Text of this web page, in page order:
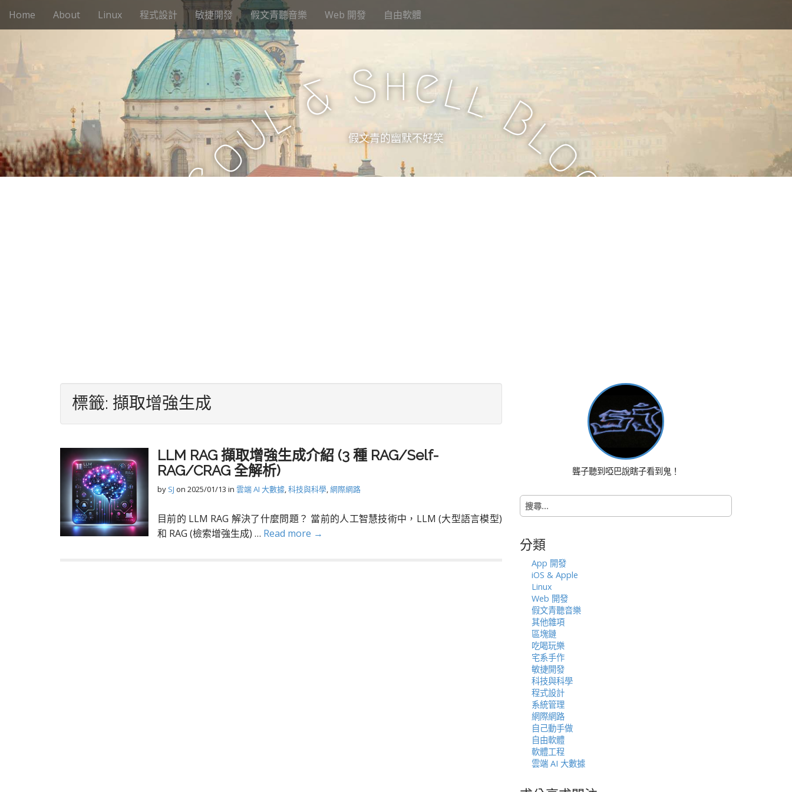
M
e
i
c
n
t
Home About Linux 程式設計 敏捷開發 假文青聽音樂 Web 開發 自由軟體
S
o
u
l& ShellB
l
o
g
假文青的幽默不好笑
標籤: 擷取增強生成
LLM RAG 擷取增強生成介紹 (3 種 RAG/Self-
RAG/CRAG 全解析)
by SJ on 2025/01/13 in 雲端 AI 大數據,科技與科學,網際網路
目前的 LLM RAG 解決了什麼問題？ 當前的人工智慧技術中，LLM (大型語言模型)
和 RAG (檢索增強生成) … Read more →
聾子聽到啞巴說瞎子看到鬼！
搜
尋
字:
分類
App 開發
iOS & Apple
Linux
Web 開發
假文青聽音樂
其他雜項
區塊鏈
吃喝玩樂
宅系手作
敏捷開發
科技與科學
程式設計
系統管理
網際網路
自己動手做
自由軟體
軟體工程
雲端 AI 大數據